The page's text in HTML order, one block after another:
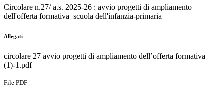
Circolare n.27/ a.s. 2025-26 : avvio progetti di ampliamento
dell'offerta formativa scuola dell'infanzia-primaria
Allegati
circolare 27 avvio progetti di ampliamento dell’offerta formativa
(1)-1.pdf
File PDF